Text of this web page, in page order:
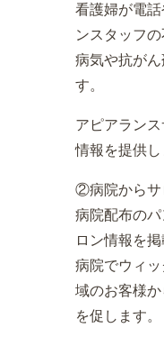
看護婦が電
ンスタッフ
病気や抗が
す。
アピアラン
情報を提供し
②病院からサ
病院配布の
ロン情報を掲
病院でウィ
域のお客様
を促します。